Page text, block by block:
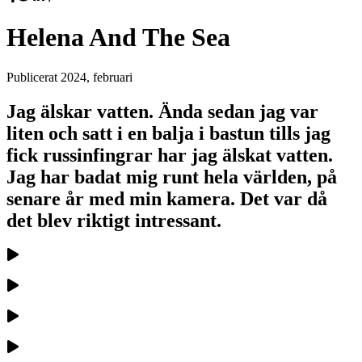
Helena And The Sea
Publicerat 2024, februari
Jag älskar vatten. Ända sedan jag var
liten och satt i en balja i bastun tills jag
fick russinfingrar har jag älskat vatten.
Jag har badat mig runt hela världen, på
senare år med min kamera. Det var då
det blev riktigt intressant.